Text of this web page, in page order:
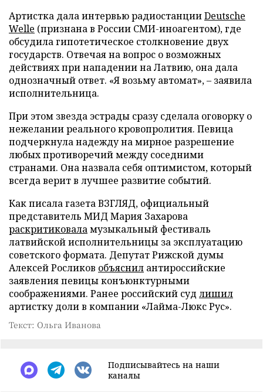
Артистка дала интервью радиостанцииDeutsche
Welle (признана в России СМИ-иноагентом), где
обсудила гипотетическое столкновение двух
государств. Отвечая на вопрос о возможных
действиях при нападении на Латвию, она дала
однозначный ответ. «Я возьму автомат», – заявила
исполнительница.
При этом звезда эстрады сразу сделала оговорку о
нежелании реального кровопролития. Певица
подчеркнула надежду на мирное разрешение
любых противоречий между соседними
странами. Она назвала себя оптимистом, который
всегда верит в лучшее развитие событий.
Как писала газета ВЗГЛЯД, официальный
представитель МИД Мария Захарова
раскритиковаламузыкальный фестиваль
латвийской исполнительницы за эксплуатацию
советского формата. Депутат Рижской думы
Алексей Росликов объяснил антироссийские
заявления певицы конъюнктурными
соображениями. Ранее российский суд лишил
артистку доли в компании «Лайма-Люкс Рус».
Текст: Ольга Иванова
Подписывайтесь на наши
каналы